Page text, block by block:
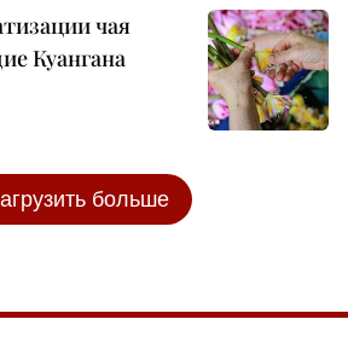
чая
Куангана
больше